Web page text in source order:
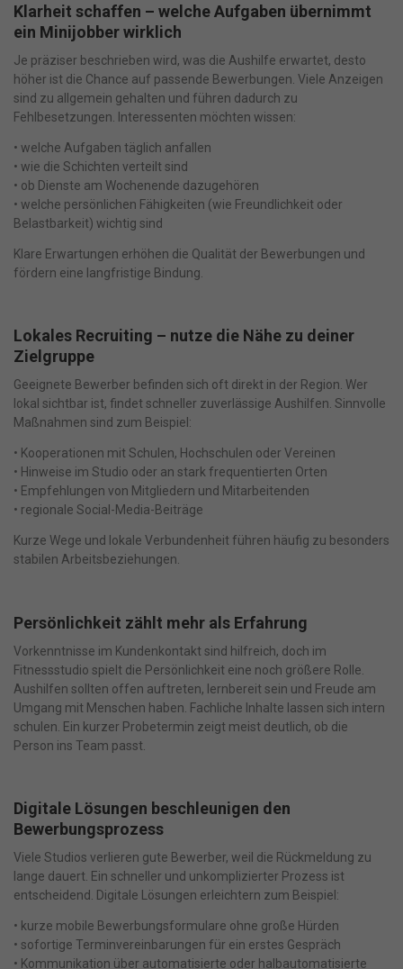
Klarheit schaffen – welche Aufgaben übernimmt
ein Minijobber wirklich
Je präziser beschrieben wird, was die Aushilfe erwartet, desto
höher ist die Chance auf passende Bewerbungen. Viele Anzeigen
sind zu allgemein gehalten und führen dadurch zu
Fehlbesetzungen. Interessenten möchten wissen:
• welche Aufgaben täglich anfallen
• wie die Schichten verteilt sind
• ob Dienste am Wochenende dazugehören
• welche persönlichen Fähigkeiten (wie Freundlichkeit oder
Belastbarkeit) wichtig sind
Klare Erwartungen erhöhen die Qualität der Bewerbungen und
fördern eine langfristige Bindung.
Lokales Recruiting – nutze die Nähe zu deiner
Zielgruppe
Geeignete Bewerber befinden sich oft direkt in der Region. Wer
lokal sichtbar ist, findet schneller zuverlässige Aushilfen. Sinnvolle
Maßnahmen sind zum Beispiel:
• Kooperationen mit Schulen, Hochschulen oder Vereinen
• Hinweise im Studio oder an stark frequentierten Orten
• Empfehlungen von Mitgliedern und Mitarbeitenden
• regionale Social-Media-Beiträge
Kurze Wege und lokale Verbundenheit führen häufig zu besonders
stabilen Arbeitsbeziehungen.
Persönlichkeit zählt mehr als Erfahrung
Vorkenntnisse im Kundenkontakt sind hilfreich, doch im
Fitnessstudio spielt die Persönlichkeit eine noch größere Rolle.
Aushilfen sollten offen auftreten, lernbereit sein und Freude am
Umgang mit Menschen haben. Fachliche Inhalte lassen sich intern
schulen. Ein kurzer Probetermin zeigt meist deutlich, ob die
Person ins Team passt.
Digitale Lösungen beschleunigen den
Bewerbungsprozess
Viele Studios verlieren gute Bewerber, weil die Rückmeldung zu
lange dauert. Ein schneller und unkomplizierter Prozess ist
entscheidend. Digitale Lösungen erleichtern zum Beispiel:
• kurze mobile Bewerbungsformulare ohne große Hürden
• sofortige Terminvereinbarungen für ein erstes Gespräch
• Kommunikation über automatisierte oder halbautomatisierte